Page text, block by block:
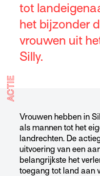
tot
het bijzonder
vrouwen uit
Silly.
ACTIE
Vrouwen hebben in
als mannen tot het
landrechten. De
uitvoering van een
belangrijkste het
toegang tot land aan